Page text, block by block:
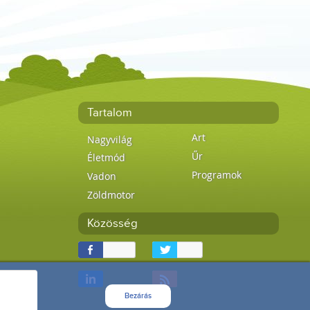
Bezárás
Tartalom
Nagyvilág
Életmód
Vadon
Zöldmotor
Art
Űr
Programok
Közösség